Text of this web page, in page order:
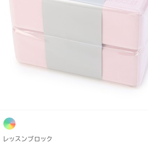
レッスンブロック